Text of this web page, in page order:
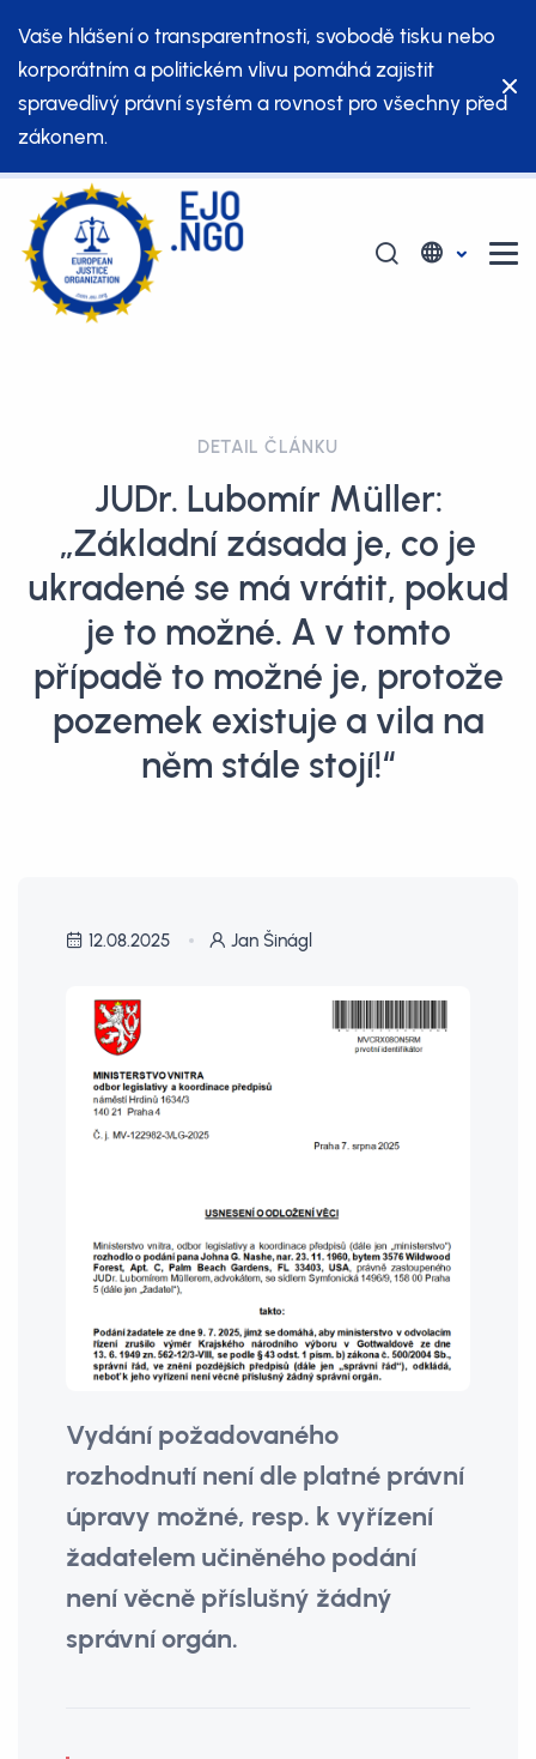
Vaše hlášení o transparentnosti, svobodě tisku nebo
korporátním a politickém vlivu pomáhá zajistit
spravedlivý právní systém a rovnost pro všechny před
zákonem.
DETAIL ČLÁNKU
JUDr. Lubomír Müller:
„Základní zásada je, co je
ukradené se má vrátit, pokud
je to možné. A v tomto
případě to možné je, protože
pozemek existuje a vila na
něm stále stojí!“
12.08.2025 Jan Šinágl
Vydání požadovaného
rozhodnutí není dle platné právní
úpravy možné, resp. k vyřízení
žadatelem učiněného podání
není věcně příslušný žádný
správní orgán.